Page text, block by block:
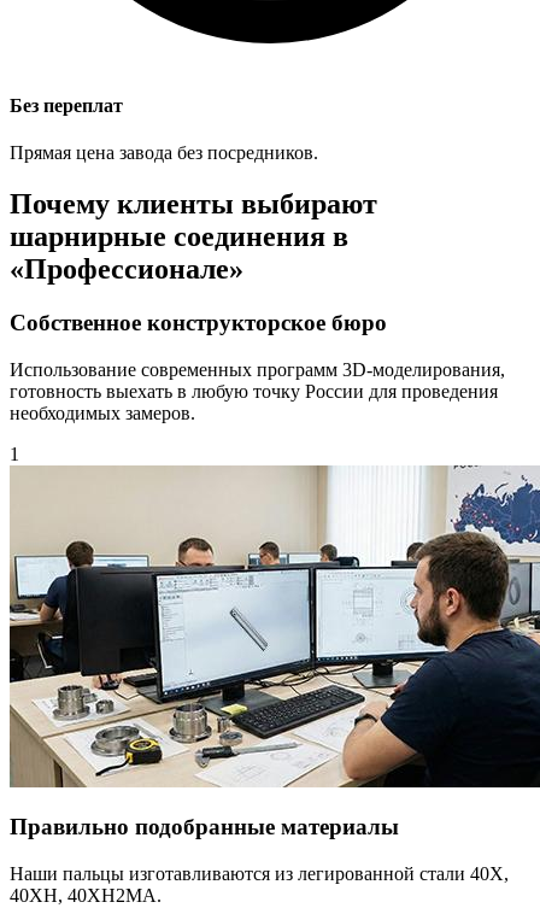
Без переплат
Прямая цена завода без посредников.
Почему клиенты выбирают
шарнирные соединения в
«Профессионале»
Собственное конструкторское бюро
Использование современных программ 3D-моделирования,
готовность выехать в любую точку России для проведения
необходимых замеров.
1
Правильно подобранные материалы
Наши пальцы изготавливаются из легированной стали 40Х,
40XH, 40XH2MA.